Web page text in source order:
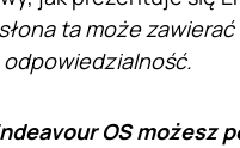
ta może
odpowiedzialność.
OS możesz